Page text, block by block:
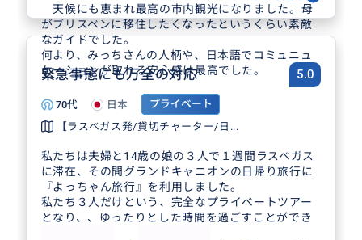
天候にも恵まれ最高の市内観光になりました。母
がブリスベンに移住したくなったというくらい素敵
なガイドでした。
何より、みっちさんの人柄や、日本語でコミュニュ
ケーションが取れる安心感は最高でした。
緊急事態にも万全の対応 5.0
70代 日本
プライベート
【ラスベガス発/貸切チャーター/日...
私たちは夫婦と14歳の娘の３人で１週間ラスベガス
に滞在、その間グランドキャニオンの日帰り旅行に
『よっちゃん旅行』を利用しました。
私たち３人だけという、完全なプライベートツアー
となり、、ゆったりとした時間を過ごすことができ